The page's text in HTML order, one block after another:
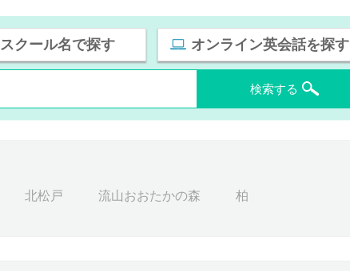
スクール名で探す オンライン英会話を探す
検索する
北松戸 流山おおたかの森 柏